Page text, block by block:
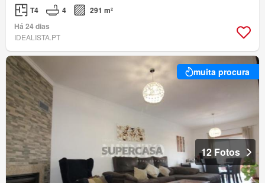
T4 4
291 m²
Há 24 dias
IDEALISTA.PT
muita procura
12 Fotos